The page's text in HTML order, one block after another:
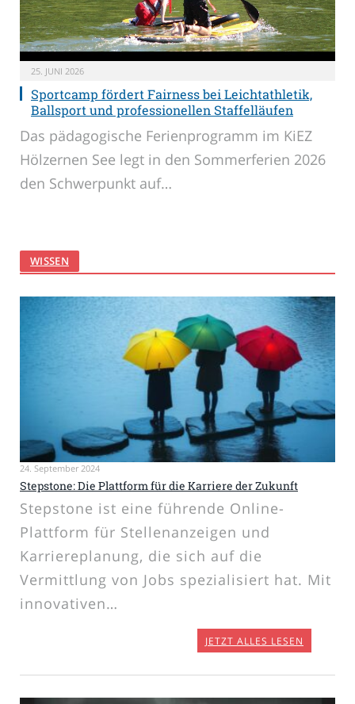
25. JUNI 2026
Sportcamp fördert Fairness bei Leichtathletik,
Ballsport und professionellen Staffelläufen
Das pädagogische Ferienprogramm im KiEZ
Hölzernen See legt in den Sommerferien 2026
den Schwerpunkt auf…
WISSEN
24. September 2024
Stepstone: Die Plattform für die Karriere der Zukunft
Stepstone ist eine führende Online-
Plattform für Stellenanzeigen und
Karriereplanung, die sich auf die
Vermittlung von Jobs spezialisiert hat. Mit
innovativen…
JETZT ALLES LESEN